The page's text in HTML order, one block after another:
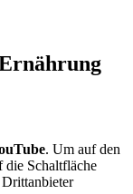
. Um auf den
die Schaltfläche
Drittanbieter